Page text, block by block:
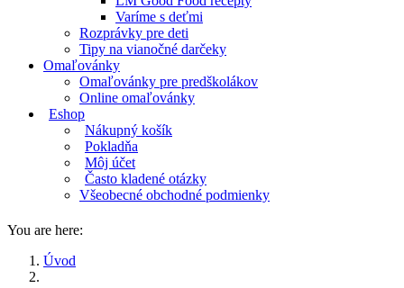
Varíme s deťmi
Rozprávky pre deti
Tipy na vianočné darčeky
Omaľovánky
Omaľovánky pre predškolákov
Online omaľovánky
Eshop
Nákupný košík
Pokladňa
Môj účet
Často kladené otázky
Všeobecné obchodné podmienky
You are here:
Úvod